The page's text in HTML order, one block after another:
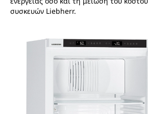
συσκευών Liebherr.